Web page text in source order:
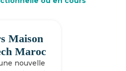
Maison
Maroc
nouvelle